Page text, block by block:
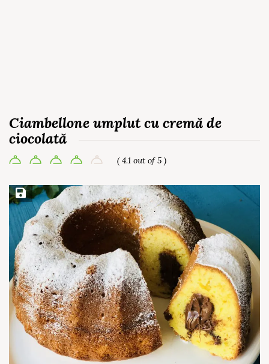
Ciambellone umplut cu cremă de
ciocolată
( 4.1 out of 5 )
Save Recipe